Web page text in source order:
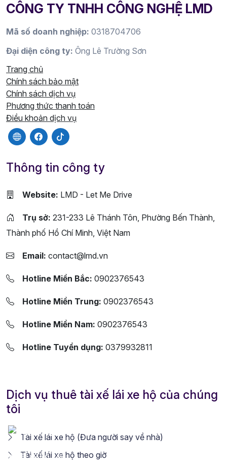
CÔNG TY TNHH CÔNG NGHỆ LMD
Mã số doanh nghiệp: 0318704706
Đại diện công ty: Ông Lê Trường Sơn
Trang chủ
Chính sách bảo mật
Chính sách dịch vụ
Phương thức thanh toán
Điều khoản dịch vụ
Thông tin công ty
Website: LMD - Let Me Drive
Trụ sở: 231-233 Lê Thánh Tôn, Phường Bến Thành,
Thành phố Hồ Chí Minh, Việt Nam
Email: contact@lmd.vn
Hotline Miền Bắc: 0902376543
Hotline Miền Trung: 0902376543
Hotline Miền Nam: 0902376543
Hotline Tuyển dụng: 0379932811
Dịch vụ thuê tài xế lái xe hộ của chúng
tôi
Tài xế lái xe hộ (Đưa người say về nhà)
Tài xế lái xe hộ theo giờ